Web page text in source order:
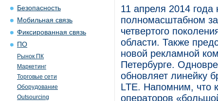
Безопасность
Мобильная связь
Фиксированная связь
ПО
Рынок ПК
Маркетинг
Торговые сети
Оборудование
Outsourcing
11 апреля 2014
полномасштабном
четвертого
области. Также
новой рекламной
Петербурге.
обновляет линейку
LTE. Напомним, что
операторов